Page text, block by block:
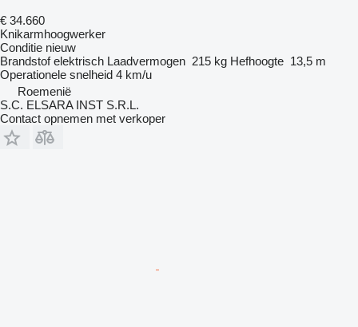
€ 34.660
Knikarmhoogwerker
Conditie nieuw
Brandstof elektrisch Laadvermogen 215 kg Hefhoogte 13,5 m
Operationele snelheid 4 km/u
Roemenië
S.C. ELSARA INST S.R.L.
Contact opnemen met verkoper